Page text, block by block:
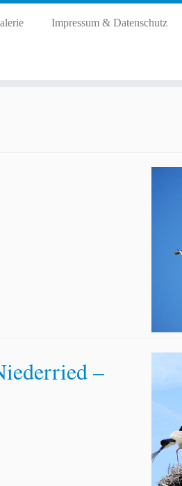
Impressum & Datenschutz
–